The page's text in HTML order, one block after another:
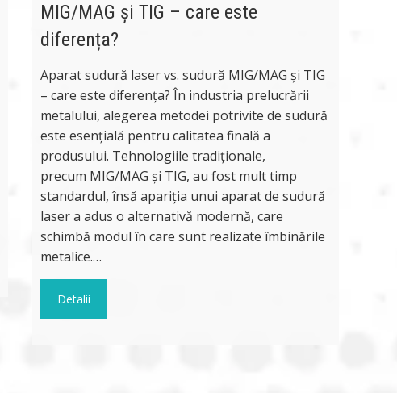
MIG/MAG și TIG – care este
diferența?
Aparat sudură laser vs. sudură MIG/MAG și TIG
– care este diferența? În industria prelucrării
metalului, alegerea metodei potrivite de sudură
este esențială pentru calitatea finală a
produsului. Tehnologiile tradiționale,
precum MIG/MAG și TIG, au fost mult timp
standardul, însă apariția unui aparat de sudură
laser a adus o alternativă modernă, care
schimbă modul în care sunt realizate îmbinările
metalice.…
Detalii